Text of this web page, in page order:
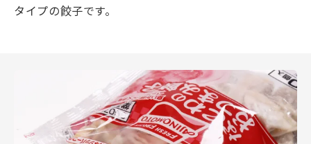
タイプの餃子です。